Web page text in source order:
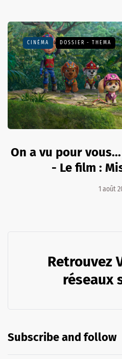
CINÉMA DOSSIER - THEMA
On a vu pour
- Le film :
1 août
Retrouvez
réseaux
Subscribe and follow